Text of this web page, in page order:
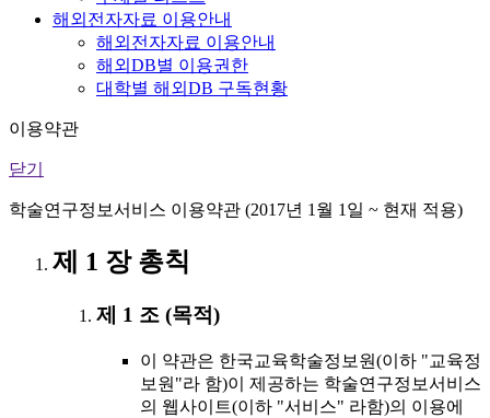
해외전자자료 이용안내
해외전자자료 이용안내
해외DB별 이용권한
대학별 해외DB 구독현황
이용약관
닫기
학술연구정보서비스 이용약관 (2017년 1월 1일 ~ 현재 적용)
제 1 장 총칙
제 1 조 (목적)
이 약관은 한국교육학술정보원(이하 "교육정
보원"라 함)이 제공하는 학술연구정보서비스
의 웹사이트(이하 "서비스" 라함)의 이용에